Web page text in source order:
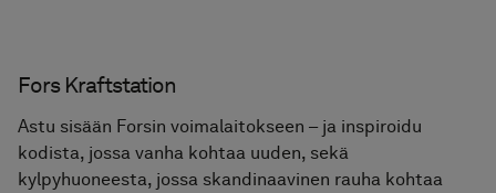
Fors Kraftstation
Astu sisään Forsin voimalaitokseen – ja inspiroidu
kodista, jossa vanha kohtaa uuden, sekä
kylpyhuoneesta, jossa skandinaavinen rauha kohtaa